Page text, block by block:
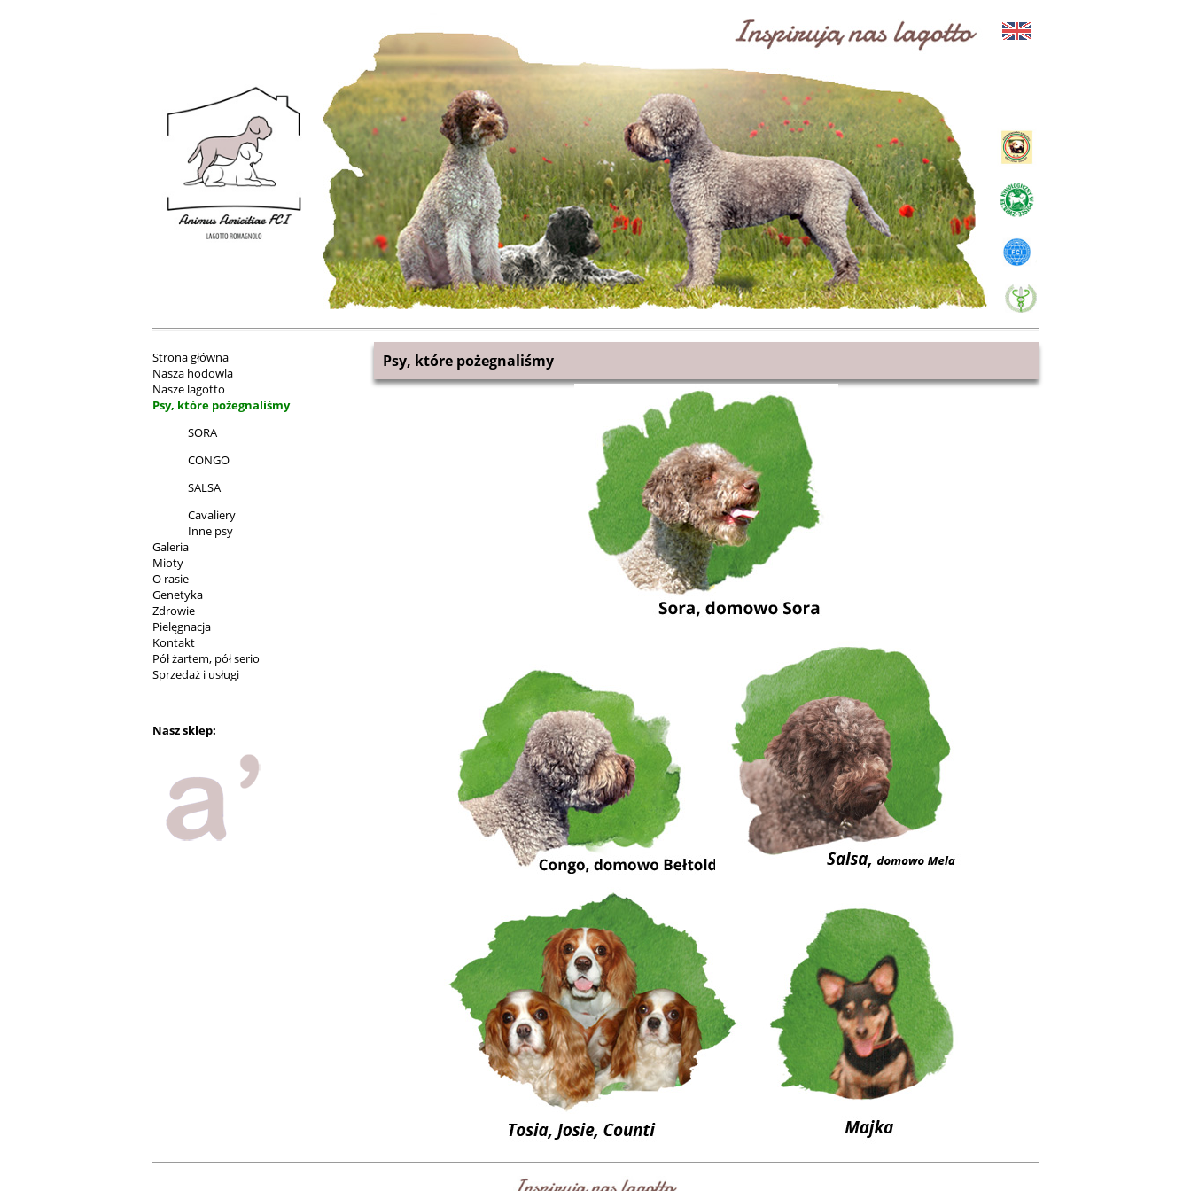
Strona główna
Nasza hodowla
Nasze lagotto
Psy, które pożegnaliśmy
SORA
CONGO
SALSA
Cavaliery
Inne psy
Galeria
Mioty
O rasie
Genetyka
Zdrowie
Pielęgnacja
Kontakt
Pół żartem, pół serio
Sprzedaż i usługi
Nasz sklep:
Psy, które pożegnaliśmy